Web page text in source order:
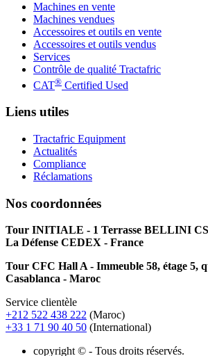
Machines en vente
Machines vendues
Accessoires et outils en vente
Accessoires et outils vendus
Services
Contrôle de qualité Tractafric
CAT® Certified Used
Liens utiles
Tractafric Equipment
Actualités
Compliance
Réclamations
Nos coordonnées
Tour INITIALE - 1 Terrasse BELLINI CS
La Défense CEDEX - France
Tour CFC Hall A - Immeuble 58, étage 5,
Casablanca - Maroc
Service clientèle
+212 522 438 222 (Maroc)
+33 1 71 90 40 50 (International)
copyright © - Tous droits réservés.